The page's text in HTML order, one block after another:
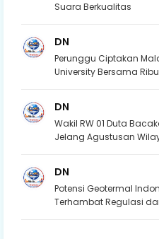
Suara Berkualitas
DN
Perunggu Ciptakan
University Bersama
DN
Wakil RW 01 Duta
Jelang Agustusan
DN
Potensi Geotermal
Terhambat Regulasi